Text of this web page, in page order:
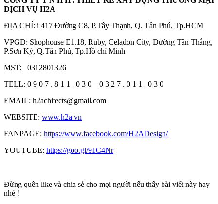
DỊCH VỤ H2A
ĐỊA CHỈ: i 417 Đường C8, P.Tây Thạnh, Q. Tân Phú, Tp.HCM
VPGD: Shophouse E1.18, Ruby, Celadon City, Đường Tân Thắng,
P.Sơn Kỳ, Q.Tân Phú, Tp.Hồ chí Minh
MST: 0312801326
TELL: 0 9 0 7 . 8 1 1 . 0 3 0 – 0 3 2 7 . 0 1 1 . 0 3 0
EMAIL: h2achitects@gmail.com
WEBSITE: www.h2a.vn
FANPAGE: https://www.facebook.com/H2ADesign/
YOUTUBE: https://goo.gl/91C4Nr
Đừng quên like và chia sẻ cho mọi người nếu thấy bài viết này hay
nhé !